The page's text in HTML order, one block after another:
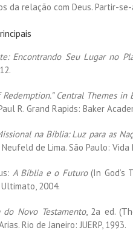
da relação com Deus. Partir-
Encontrando Seu Lugar no
Redemption.” Central Themes
R. Grand Rapids: Baker
na Bíblia: Luz para as
de Lima. São Paulo: Vida
A Bíblia e o Futuro(In God’s
2004.
do Novo Testamento, 2a ed.
Rio de Janeiro: JUERP, 1993.